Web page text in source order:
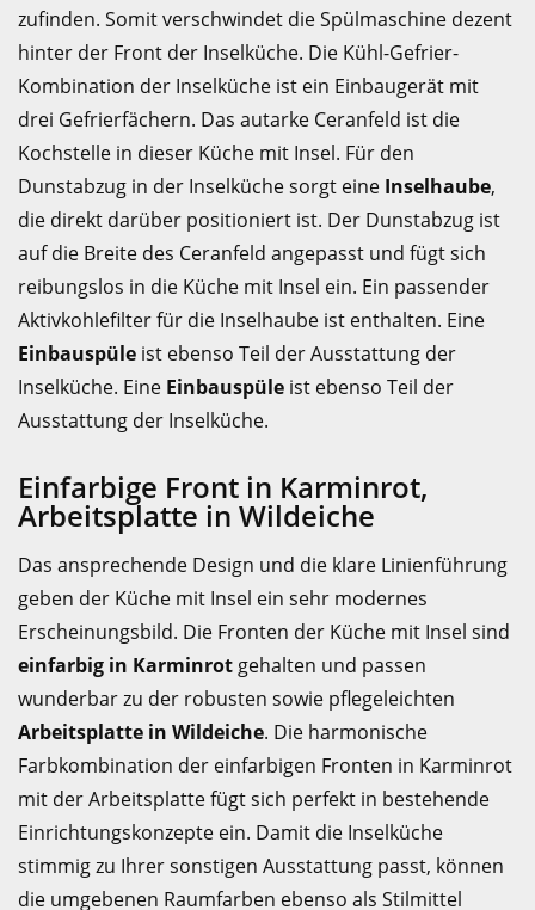
zufinden. Somit verschwindet die Spülmaschine dezent
hinter der Front der Inselküche. Die Kühl-Gefrier-
Kombination der Inselküche ist ein Einbaugerät mit
drei Gefrierfächern. Das autarke Ceranfeld ist die
Kochstelle in dieser Küche mit Insel. Für den
Dunstabzug in der Inselküche sorgt eine Inselhaube,
die direkt darüber positioniert ist. Der Dunstabzug ist
auf die Breite des Ceranfeld angepasst und fügt sich
reibungslos in die Küche mit Insel ein. Ein passender
Aktivkohlefilter für die Inselhaube ist enthalten. Eine
Einbauspüle ist ebenso Teil der Ausstattung der
Inselküche. Eine Einbauspüle ist ebenso Teil der
Ausstattung der Inselküche.
Einfarbige Front in Karminrot,
Arbeitsplatte in Wildeiche
Das ansprechende Design und die klare Linienführung
geben der Küche mit Insel ein sehr modernes
Erscheinungsbild. Die Fronten der Küche mit Insel sind
einfarbig in Karminrot gehalten und passen
wunderbar zu der robusten sowie pflegeleichten
Arbeitsplatte in Wildeiche. Die harmonische
Farbkombination der einfarbigen Fronten in Karminrot
mit der Arbeitsplatte fügt sich perfekt in bestehende
Einrichtungskonzepte ein. Damit die Inselküche
stimmig zu Ihrer sonstigen Ausstattung passt, können
die umgebenen Raumfarben ebenso als Stilmittel